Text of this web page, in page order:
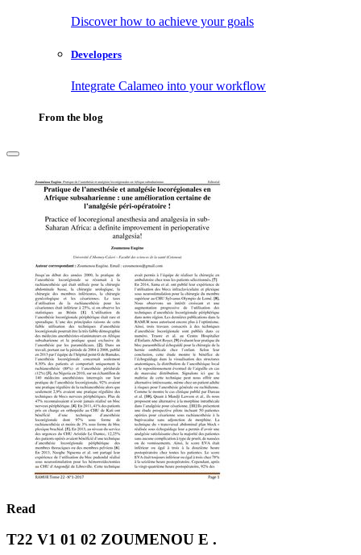
Discover how to achieve your goals
Developers
Integrate Calameo into your workflow
From the blog
Read
T22 V1 01 02 ZOUMENOU E .